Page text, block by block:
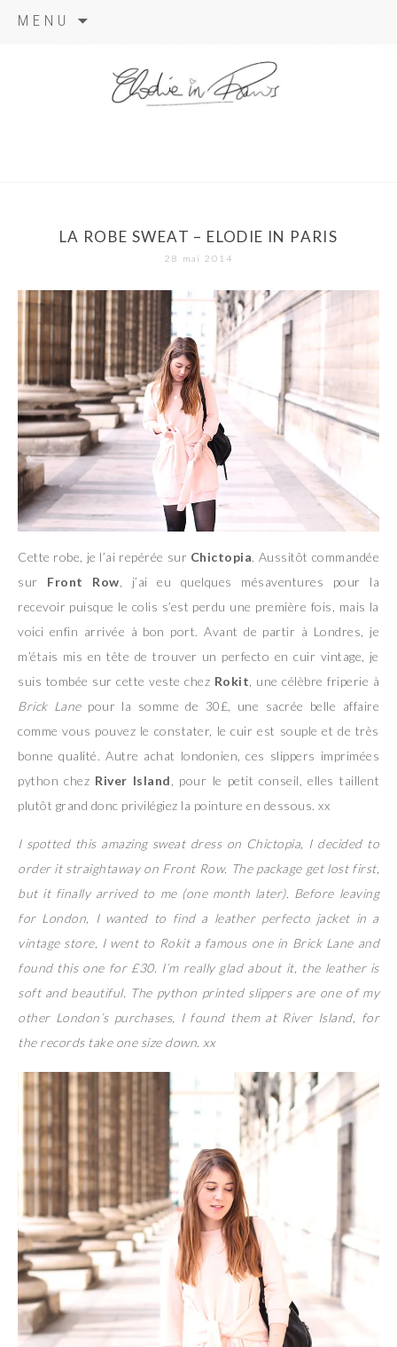
MENU
LA ROBE SWEAT – ELODIE IN PARIS
28 mai 2014
Cette robe, je l’ai repérée sur Chictopia. Aussitôt commandée
sur Front Row , j’ai eu quelques mésaventures pour la
recevoir puisque le colis s’est perdu une première fois, mais la
voici enfin arrivée à bon port. Avant de partir à Londres, je
m’étais mis en tête de trouver un perfecto en cuir vintage, je
suis tombée sur cette veste chez Rokit , une célèbre friperie à
Brick Lanepour la somme de 30£, une sacrée belle affaire
comme vous pouvez le constater, le cuir est souple et de très
bonne qualité. Autre achat londonien, ces slippers imprimées
python chez River Island
, pour le petit conseil, elles taillent
plutôt grand donc privilégiez la pointure en dessous. xx
I spotted this amazing sweat dress on Chictopia, I decided to
order it straightaway on Front Row. The package get lost first,
but it finally arrived to me (one month later). Before leaving
for London, I wanted to find a leather perfecto jacket in a
vintage store, I went to Rokit a famous one in Brick Lane and
found this one for £30. I’m really glad about it, the leather is
soft and beautiful. The python printed slippers are one of my
other London’s purchases, I found them at River Island, for
the records take one size down. xx